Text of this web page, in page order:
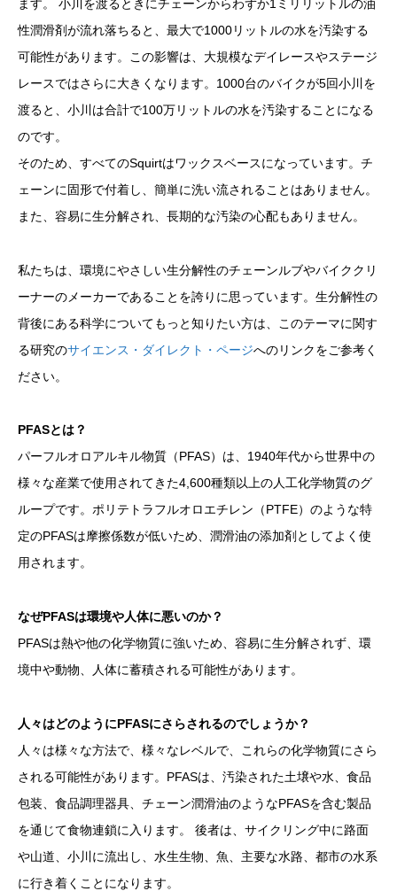
ます。 小川を渡るときにチェーンからわずか1ミリリットルの油
性潤滑剤が流れ落ちると、最大で1000リットルの水を汚染する
可能性があります。この影響は、大規模なデイレースやステージ
レースではさらに大きくなります。1000台のバイクが5回小川を
渡ると、小川は合計で100万リットルの水を汚染することになる
のです。
そのため、すべてのSquirtはワックスベースになっています。チ
ェーンに固形で付着し、簡単に洗い流されることはありません。
また、容易に生分解され、長期的な汚染の心配もありません。
私たちは、環境にやさしい生分解性のチェーンルブやバイククリ
ーナーのメーカーであることを誇りに思っています。生分解性の
背後にある科学についてもっと知りたい方は、このテーマに関す
る研究のサイエンス・ダイレクト・ページへのリンクをご参考く
ださい。
PFASとは？
パーフルオロアルキル物質（PFAS）は、1940年代から世界中の
様々な産業で使用されてきた4,600種類以上の人工化学物質のグ
ループです。ポリテトラフルオロエチレン（PTFE）のような特
定のPFASは摩擦係数が低いため、潤滑油の添加剤としてよく使
用されます。
なぜPFASは環境や人体に悪いのか？
PFASは熱や他の化学物質に強いため、容易に生分解されず、環
境中や動物、人体に蓄積される可能性があります。
人々はどのようにPFASにさらされるのでしょうか？
人々は様々な方法で、様々なレベルで、これらの化学物質にさら
される可能性があります。PFASは、汚染された土壌や水、食品
包装、食品調理器具、チェーン潤滑油のようなPFASを含む製品
を通じて食物連鎖に入ります。 後者は、サイクリング中に路面
や山道、小川に流出し、水生生物、魚、主要な水路、都市の水系
に行き着くことになります。